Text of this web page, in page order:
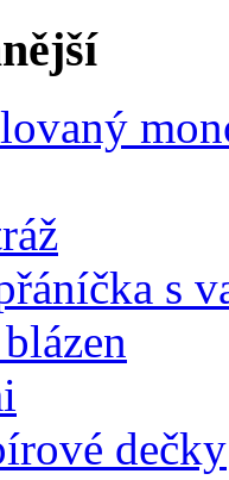
s
dečky